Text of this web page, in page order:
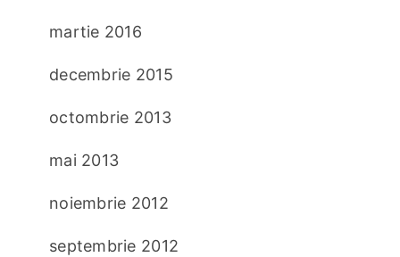
martie 2016
decembrie 2015
octombrie 2013
mai 2013
noiembrie 2012
septembrie 2012